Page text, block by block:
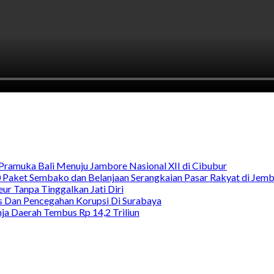
Bali Menuju Jambore Nasional XII di Cibubur
Sembako dan Belanjaan Serangkaian Pasar Rakyat di
Tanpa Tinggalkan Jati Diri
Pencegahan Korupsi Di Surabaya
Daerah Tembus Rp 14,2 Triliun